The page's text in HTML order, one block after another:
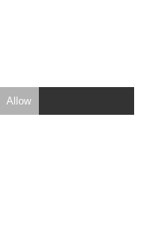
Allow